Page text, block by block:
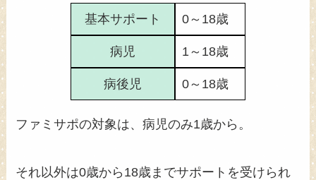
基本サポート 0～18歳
病児 1～18歳
病後児 0～18歳
ファミサポの対象は、病児のみ1歳から。
それ以外は0歳から18歳までサポートを受けられ